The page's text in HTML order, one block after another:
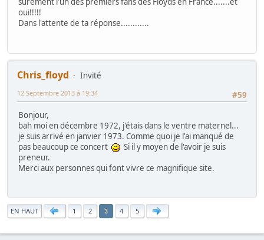
oui!!!!!
Dans l'attente de ta réponse............
Chris_floyd
Invité
#59
12 Septembre 2013 à 19:34
Bonjour,
bah moi en décembre 1972, j'étais dans le ventre maternel...
je suis arrivé en janvier 1973. Comme quoi je l'ai manqué de
pas beaucoup ce concert
Si il y moyen de l'avoir je suis
preneur.
Merci aux personnes qui font vivre ce magnifique site.
|
EN HAUT 1 2 3 4 5